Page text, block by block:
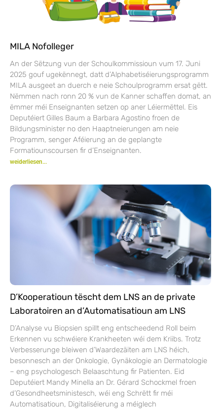
MILA Nofolleger
An der Sëtzung vun der Schoulkommissioun vum 17. Juni
2025 gouf ugekënnegt, datt d’Alphabetiséierungsprogramm
MILA ausgeet an duerch e neie Schoulprogramm ersat gëtt.
Nëmmen nach ronn 20 % vun de Kanner schaffen domat, an
ëmmer méi Enseignanten setzen op aner Léiermëttel. Eis
Deputéiert Gilles Baum a Barbara Agostino froen de
Bildungsminister no den Haaptneierungen am neie
Programm, senger Aféierung an de geplangte
Formatiounscoursen fir d’Enseignanten.
weiderliesen...
D’Kooperatioun tëscht dem LNS an de private
Laboratoiren an d’Automatisatioun am LNS
D’Analyse vu Biopsien spillt eng entscheedend Roll beim
Erkennen vu schwéiere Krankheeten wéi dem Kriibs. Trotz
Verbesserunge bleiwen d’Waardezäiten am LNS héich,
besonnesch an der Onkologie, Gynäkologie an Dermatologie
– eng psychologesch Belaaschtung fir Patienten. Eid
Deputéiert Mandy Minella an Dr. Gérard Schockmel froen
d’Gesondheetsministesch, wéi eng Schrëtt fir méi
Automatisatioun, Digitaliséierung a méiglech